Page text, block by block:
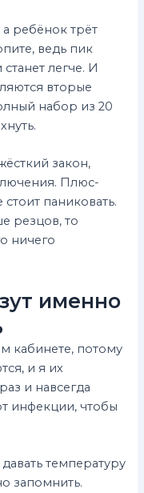
ребёнок трёт
ведь пик
легче. И
вторые
набор из 20
закон,
Плюс-
паниковать.
резцов, то
ничего
именно
кабинете, потому
и я их
и навсегда
инфекции, чтобы
температуру
запомнить.